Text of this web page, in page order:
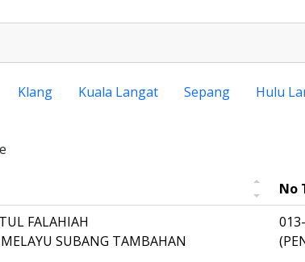
Klang Kuala Langat Sepang Hulu
No
FALAHIAH
SUBANG TAMBAHAN